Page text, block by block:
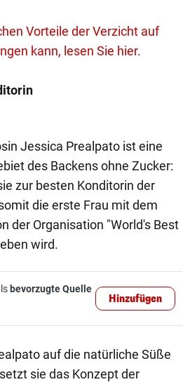
Vorteile der Verzicht auf
kann, lesen Sie hier.
Jessica Prealpato ist eine
des Backens ohne Zucker:
zur besten Konditorin der
die erste Frau mit dem
der Organisation "World's Best
wird.
bevorzugte Quelle
Hinzufügen
auf die natürliche Süße
sie das Konzept der